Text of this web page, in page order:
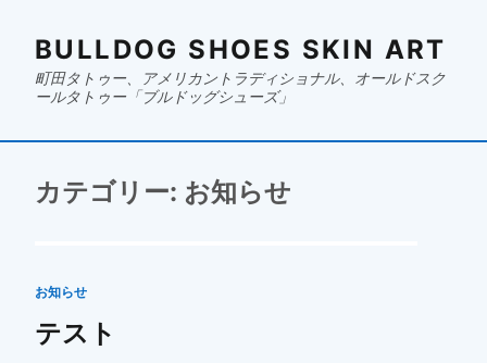
BULLDOG SHOES SKIN ART
町田タトゥー、アメリカントラディショナル、オールドスク
ールタトゥー「ブルドッグシューズ」
カテゴリー: お知らせ
お知らせ
テスト